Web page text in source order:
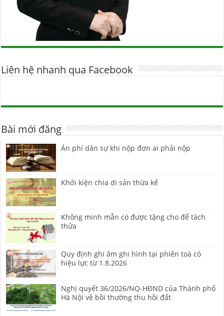
Liên hệ nhanh qua Facebook
Bài mới đăng
Án phí dân sự khi nộp đơn ai phải nộp
Khởi kiện chia di sản thừa kế
Không minh mẫn có được tặng cho để tách
thửa
Quy định ghi âm ghi hình tại phiên toà có
hiệu lực từ 1.8.2026
Nghị quyết 36/2026/NQ-HĐND của Thành phố
Hà Nội về bồi thường thu hồi đất